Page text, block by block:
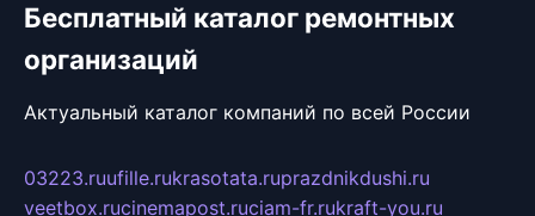
Бесплатный каталог ремонтных
организаций
Актуальный каталог компаний по всей России
03223.ruufille.rukrasotata.ruprazdnikdushi.ru
veetbox.rucinemapost.ruciam-fr.rukraft-you.ru